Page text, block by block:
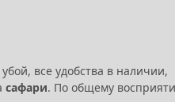
все удобства в наличии,
сафари. По общему